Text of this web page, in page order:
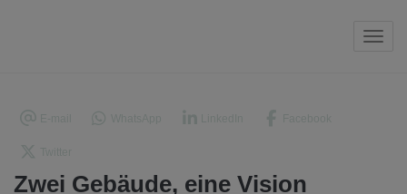
Zwei Gebäude, eine Vision